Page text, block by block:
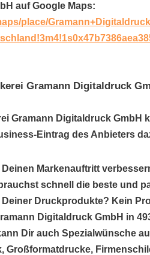
auf Google Maps:
place/
Gramann Digitaldruck
Gramann Digitaldruck GmbH
Eintrag des Anbieters
Markenauftritt
schnell die beste und
Druckprodukte? Kein
Digitaldruck GmbH in
Dir auch Spezialwünsche
Großformatdrucke,